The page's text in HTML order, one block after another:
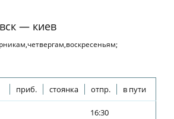
— киев
приб. стоянка отпр. в пути
16:30